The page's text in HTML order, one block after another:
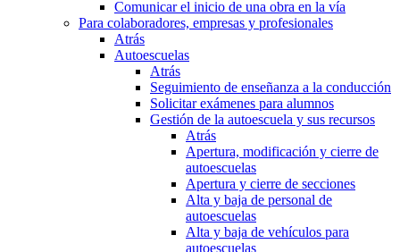
Comunicar el inicio de una obra en la vía
Para colaboradores, empresas y profesionales
Atrás
Autoescuelas
Atrás
Seguimiento de enseñanza a la conducción
Solicitar exámenes para alumnos
Gestión de la autoescuela y sus recursos
Atrás
Apertura, modificación y cierre de
autoescuelas
Apertura y cierre de secciones
Alta y baja de personal de
autoescuelas
Alta y baja de vehículos para
autoescuelas